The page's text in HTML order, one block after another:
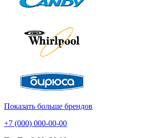
Показать больше брендов
+7 (000) 000-00-00